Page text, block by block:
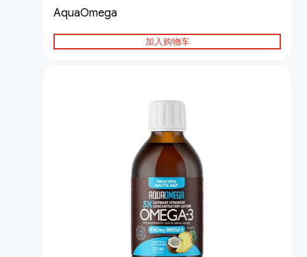
AquaOmega
加入购物车